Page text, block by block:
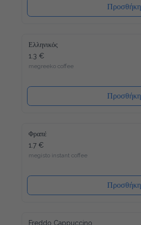
Προσθήκη
Ελληνικός
1.3 €
megreeko coffee
Προσθήκη
Φραπέ
1.7 €
megisto instant coffee
Προσθήκη
Freddo Cappuccino